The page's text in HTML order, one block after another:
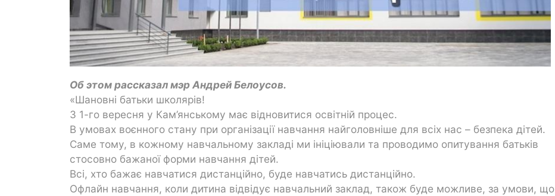
Об этом рассказал мэр Андрей Белоусов.
«Шановні батьки школярів!
З 1-го вересня у Кам’янському має відновитися освітній процес.
В умовах воєнного стану при організації навчання найголовніше для всіх нас – безпека дітей.
Саме тому, в кожному навчальному закладі ми ініціювали та проводимо опитування батьків
стосовно бажаної форми навчання дітей.
Всі, хто бажає навчатися дистанційно, буде навчатись дистанційно.
Офлайн навчання, коли дитина відвідує навчальний заклад, також буде можливе, за умови, що